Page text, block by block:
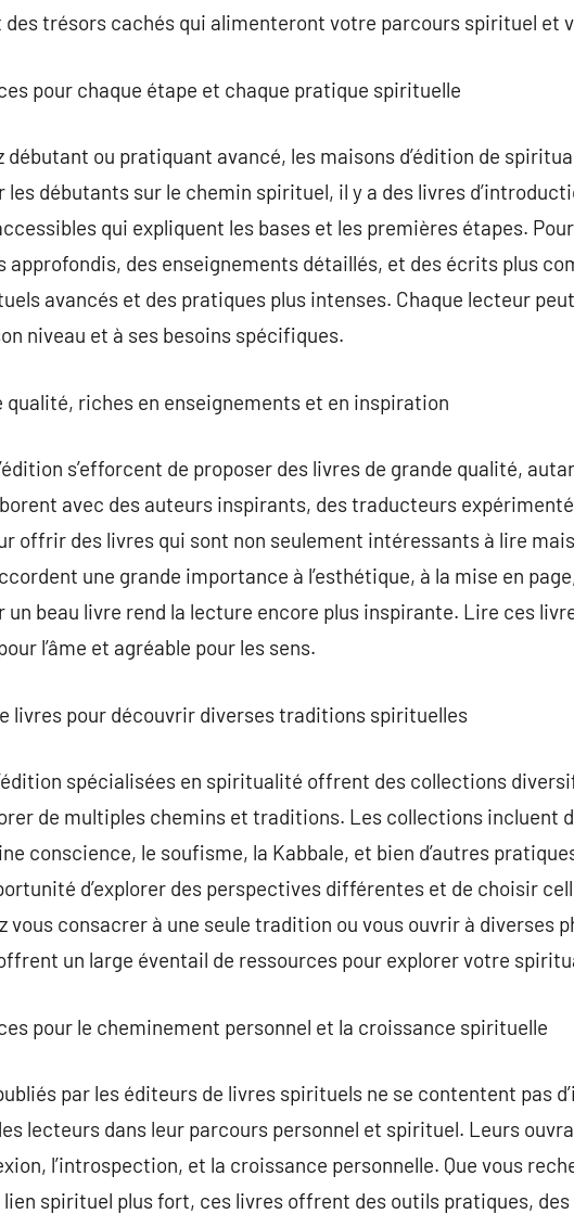
des trésors cachés qui alimenteront votre parcours spirituel et
pour chaque étape et chaque pratique spirituelle
débutant ou pratiquant avancé, les maisons d’édition de
les débutants sur le chemin spirituel, il y a des livres
qui expliquent les bases et les premières étapes.
approfondis, des enseignements détaillés, et des écrits plus
avancés et des pratiques plus intenses. Chaque lecteur
niveau et à ses besoins spécifiques.
qualité, riches en enseignements et en inspiration
s’efforcent de proposer des livres de grande qualité,
avec des auteurs inspirants, des traducteurs
offrir des livres qui sont non seulement intéressants à lire
une grande importance à l’esthétique, à la mise en
un beau livre rend la lecture encore plus inspirante. Lire ces
l’âme et agréable pour les sens.
livres pour découvrir diverses traditions spirituelles
spécialisées en spiritualité offrent des collections
de multiples chemins et traditions. Les collections incluent
conscience, le soufisme, la Kabbale, et bien d’autres
d’explorer des perspectives différentes et de choisir
vous consacrer à une seule tradition ou vous ouvrir à diverses
un large éventail de ressources pour explorer votre
pour le cheminement personnel et la croissance spirituelle
par les éditeurs de livres spirituels ne se contentent pas
lecteurs dans leur parcours personnel et spirituel. Leurs
l’introspection, et la croissance personnelle. Que vous
lien spirituel plus fort, ces livres offrent des outils pratiques,